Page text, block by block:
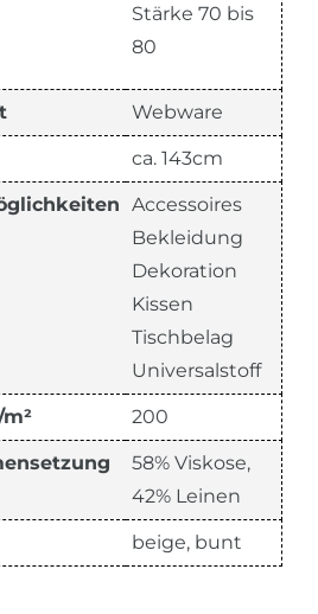
Stärke 70 bis
80
Webware
ca. 143cm
Accessoires
Bekleidung
Dekoration
Kissen
Tischbelag
Universalstoff
200
58% Viskose,
42% Leinen
beige, bunt